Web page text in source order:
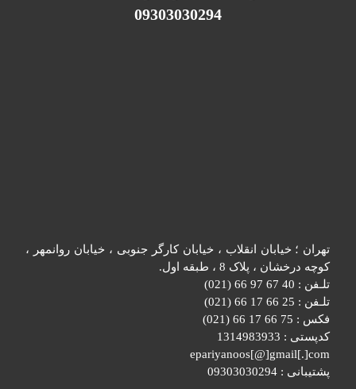
09303030294
تهران ؛ خیابان انقلاب ، خیابان کارگر جنوبی ، خیابان روانمهر ،
کوچه درخشان ، پلاک 8 ، طبقه اول.
تلـفن : 40 67 97 66 (021)
تلـفن : 25 66 17 66 (021)
فکس : 75 66 17 66 (021)
کدپستی : 1314983933
epariyanoos[@]gmail[.]com
پشتیبانی : 09303030294